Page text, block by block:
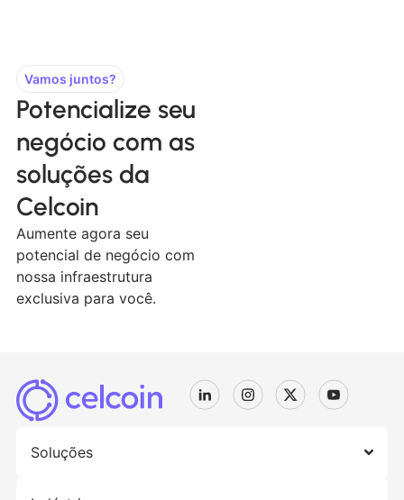
Vamos juntos?
Potencialize seu
negócio com as
soluções da
Celcoin
Aumente agora seu
potencial de negócio com
nossa infraestrutura
exclusiva para você.
Soluções